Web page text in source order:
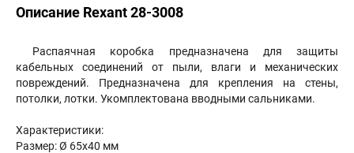
Описание Rexant 28-3008
Распаячная коробка предназначена для защиты
кабельных соединений от пыли, влаги и механических
повреждений. Предназначена для крепления на стены,
потолки, лотки. Укомплектована вводными сальниками.
Характеристики:
Размер: Ø 65х40 мм